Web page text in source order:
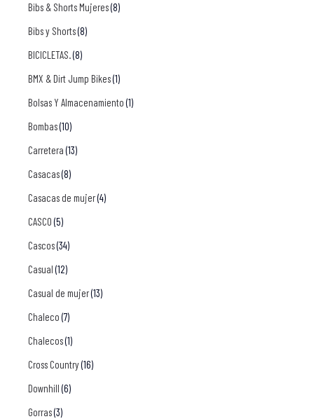
Bibs & Shorts Mujeres(8)
Bibs y Shorts(8)
BICICLETAS.(8)
BMX & Dirt Jump Bikes(1)
Bolsas Y Almacenamiento (1)
Bombas(10)
Carretera (13)
Casacas(8)
Casacas de mujer(4)
CASCO (5)
Cascos(34)
Casual (12)
Casual de mujer(13)
Chaleco (7)
Chalecos(1)
Cross Country(16)
Downhill (6)
Gorras(3)